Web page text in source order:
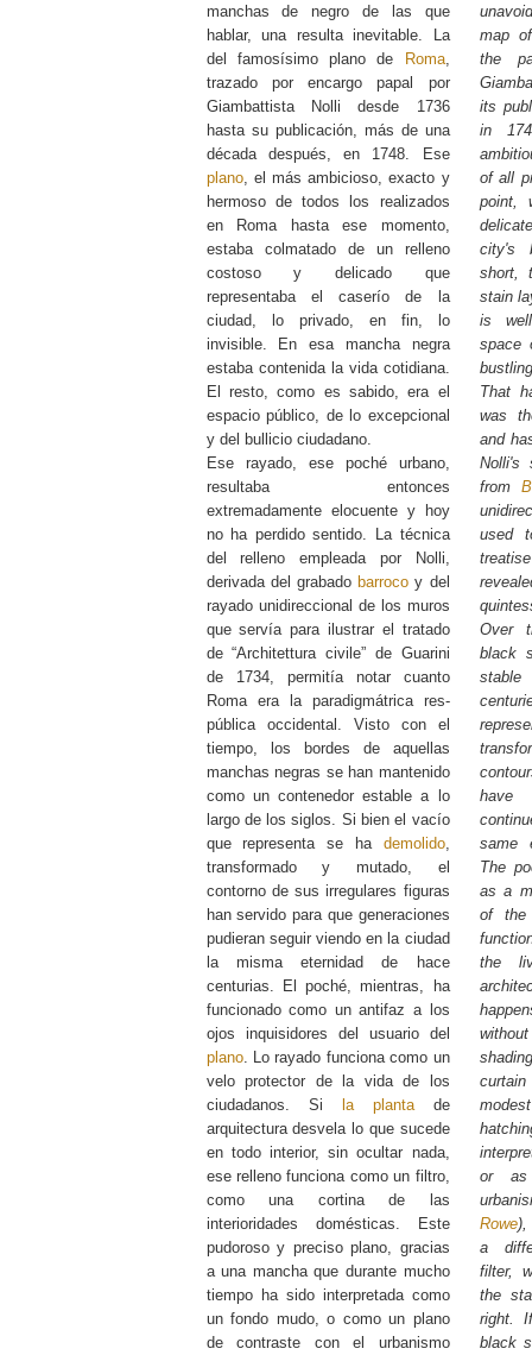
manchas de negro de las que
hablar, una resulta inevitable. La
del famosísimo plano de Roma,
trazado por encargo papal por
Giambattista Nolli desde 1736
hasta su publicación, más de una
década después, en 1748. Ese
plano, el más ambicioso, exacto y
hermoso de todos los realizados
en Roma hasta ese momento,
estaba colmatado de un relleno
costoso y delicado que
representaba el caserío de la
ciudad, lo privado, en fin, lo
invisible. En esa mancha negra
estaba contenida la vida cotidiana.
El resto, como es sabido, era el
espacio público, de lo excepcional
y del bullicio ciudadano.
Ese rayado, ese poché urbano,
resultaba entonces
extremadamente elocuente y hoy
no ha perdido sentido. La técnica
del relleno empleada por Nolli,
derivada del grabadobarroco y del
rayado unidireccional de los muros
que servía para ilustrar el tratado
de “Architettura civile” de Guarini
de 1734, permitía notar cuanto
Roma era la paradigmátrica res-
pública occidental. Visto con el
tiempo, los bordes de aquellas
manchas negras se han mantenido
como un contenedor estable a lo
largo de los siglos. Si bien el vacío
que representa se ha demolido,
transformado y mutado, el
contorno de sus irregulares figuras
han servido para que generaciones
pudieran seguir viendo en la ciudad
la misma eternidad de hace
centurias. El poché, mientras, ha
funcionado como un antifaz a los
ojos inquisidores del usuario del
plano. Lo rayado funciona como un
velo protector de la vida de los
ciudadanos. Si la plantade
arquitectura desvela lo que sucede
en todo interior, sin ocultar nada,
ese relleno funciona como un filtro,
como una cortina de las
interioridades domésticas. Este
pudoroso y preciso plano, gracias
a una mancha que durante mucho
tiempo ha sido interpretada como
un fondo mudo, o como un plano
de contraste con el urbanismo
map
the
its
in
of all
point,
city's
short,
stain
is
space
That
was
and
Nolli's
from
used
Over
black
stable
have
same
The
as a
of the
the
or as
Rowe),
a
filter,
the
right.
black